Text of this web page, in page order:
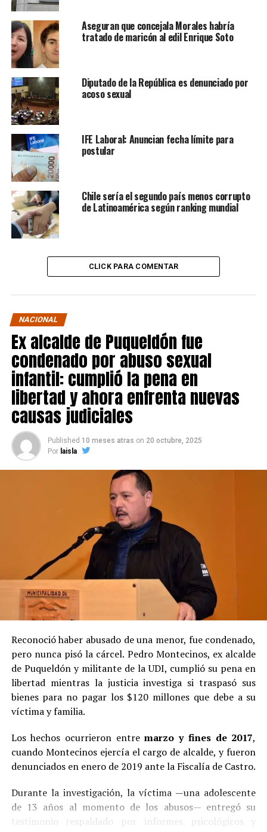
Aseguran que concejala Morales habría
tratado de maricón al edil Enrique Soto
Diputado de la República es denunciado por
acoso sexual
IFE Laboral: Anuncian fecha límite para
postular
Chile sería el segundo país menos corrupto
de Latinoamérica según ranking mundial
CLICK PARA COMENTAR
NACIONAL
Ex alcalde de Puqueldón fue
condenado por abuso sexual
infantil: cumplió la pena en
libertad y ahora enfrenta nuevas
causas judiciales
Published 10 meses atras on 20 octubre, 2025
Por laisla
Reconoció haber abusado de una menor, fue condenado,
pero nunca pisó la cárcel. Pedro Montecinos, ex alcalde
de Puqueldón y militante de la UDI, cumplió su pena en
libertad mientras la justicia investiga si traspasó sus
bienes para no pagar los $120 millones que debe a su
víctima y familia.
Los hechos ocurrieron entremarzo y fines de 2017,
cuando Montecinos ejercía el cargo de alcalde, y fueron
denunciados en enero de 2019 ante la Fiscalía de Castro.
Durante la investigación, la víctima —una adolescente
de 13 años al momento de los abusos— entregó su
testimonio respaldado por informes psicológicos y